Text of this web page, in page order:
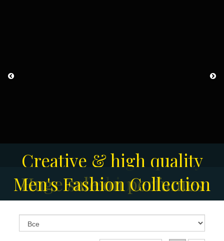
Creative & high quality
fashion
Huge sale on perfumes
Men's Fashion Collection